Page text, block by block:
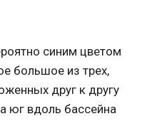
синим цветом
большое из трех,
друг к другу
юг вдоль бассейна